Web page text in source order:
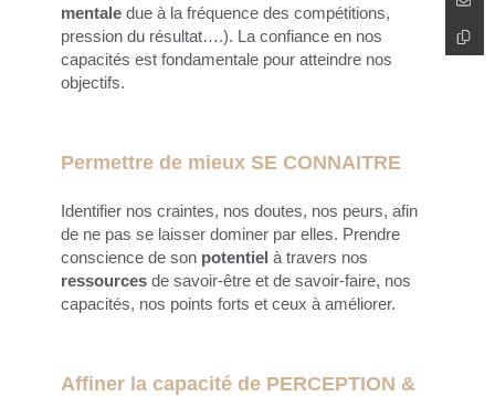
mentale due à la fréquence des compétitions,
pression du résultat….). La confiance en nos
capacités est fondamentale pour atteindre nos
objectifs.
Permettre de mieux SE CONNAITRE
Identifier nos craintes, nos doutes, nos peurs, afin
de ne pas se laisser dominer par elles. Prendre
conscience de son potentiel à travers nos
ressources de savoir-être et de savoir-faire, nos
capacités, nos points forts et ceux à améliorer.
Affiner la capacité de PERCEPTION &